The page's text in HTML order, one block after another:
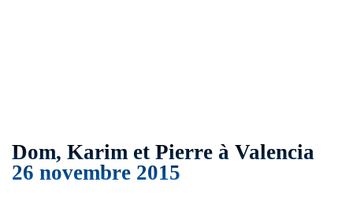
Dom, Karim et Pierre à Valencia
26 novembre 2015